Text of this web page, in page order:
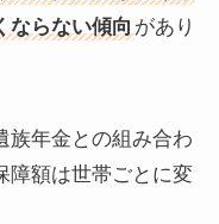
ならない傾向 があり
族年金との組み合わ
障額は世帯ごとに変